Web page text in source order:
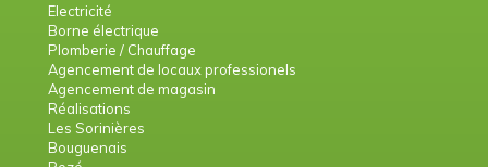
Electricité
Borne électrique
Plomberie / Chauffage
Agencement de locaux professionels
Agencement de magasin
Réalisations
Les Sorinières
Bouguenais